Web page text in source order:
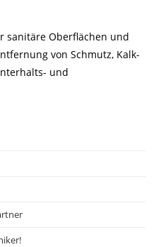
sanitäre Oberflächen und
von Schmutz, Kalk-
und